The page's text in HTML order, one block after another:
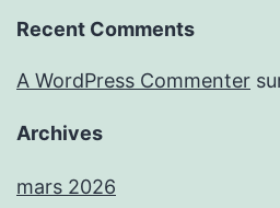
Recent Comments
A WordPress Commenter
Archives
mars 2026